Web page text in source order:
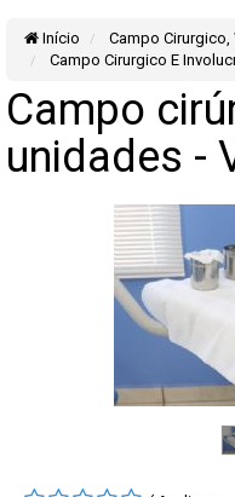
Início
Campo Cirurgico,
Campo Cirurgico E
Campo
unidades -